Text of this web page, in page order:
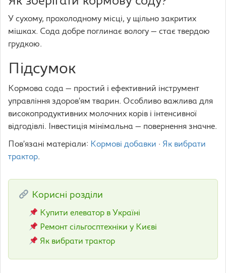
У сухому, прохолодному місці, у щільно закритих
мішках. Сода добре поглинає вологу — стає твердою
грудкою.
Підсумок
Кормова сода — простий і ефективний інструмент
управління здоров’ям тварин. Особливо важлива для
високопродуктивних молочних корів і інтенсивної
відгодівлі. Інвестиція мінімальна — повернення значне.
Пов’язані матеріали: Кормові добавки · Як вибрати
трактор.
Корисні розділи
Купити елеватор в Україні
Ремонт сільгосптехніки у Києві
Як вибрати трактор